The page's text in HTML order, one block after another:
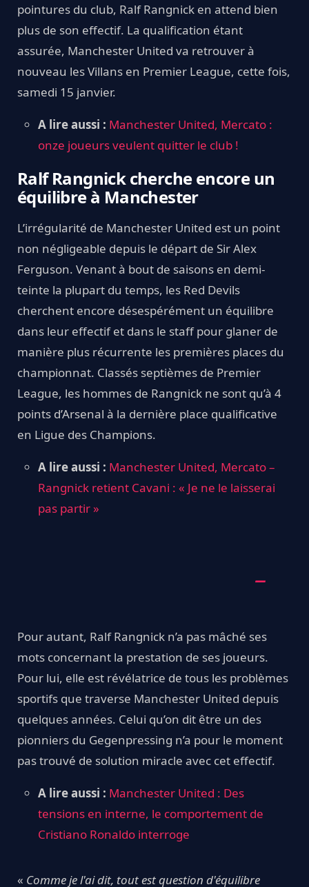
pointures du club, Ralf Rangnick en attend bien
plus de son effectif. La qualification étant
assurée, Manchester United va retrouver à
nouveau les Villans en Premier League, cette fois,
samedi 15 janvier.
A lire aussi : Manchester United, Mercato :
onze joueurs veulent quitter le club !
Ralf Rangnick cherche encore un
équilibre à Manchester
L’irrégularité de Manchester United est un point
non négligeable depuis le départ de Sir Alex
Ferguson. Venant à bout de saisons en demi-
teinte la plupart du temps, les Red Devils
cherchent encore désespérément un équilibre
dans leur effectif et dans le staff pour glaner de
manière plus récurrente les premières places du
championnat. Classés septièmes de Premier
League, les hommes de Rangnick ne sont qu’à 4
points d’Arsenal à la dernière place qualificative
en Ligue des Champions.
A lire aussi : Manchester United, Mercato –
Rangnick retient Cavani : « Je ne le laisserai
pas partir »
Pour autant, Ralf Rangnick n’a pas mâché ses
mots concernant la prestation de ses joueurs.
Pour lui, elle est révélatrice de tous les problèmes
sportifs que traverse Manchester United depuis
quelques années. Celui qu’on dit être un des
pionniers du Gegenpressing n’a pour le moment
pas trouvé de solution miracle avec cet effectif.
A lire aussi : Manchester United : Des
tensions en interne, le comportement de
Cristiano Ronaldo interroge
« Comme je l'ai dit, tout est question d'équilibre